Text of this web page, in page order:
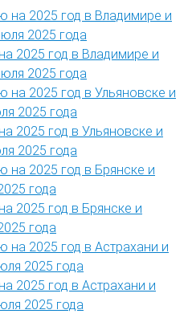
2025 год в Владимире и
2025 года
2025 год в Ульяновске и
2025 года
2025 год в Брянске и
года
2025 год в Астрахани и
2025 года